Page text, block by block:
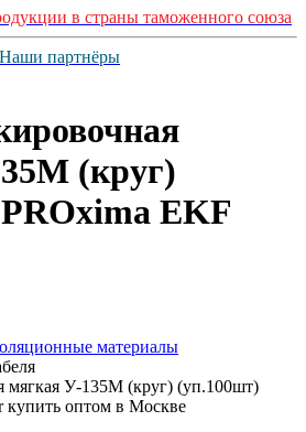
в страны таможенного союза
Наши партнёры
(круг)
EKF
материалы